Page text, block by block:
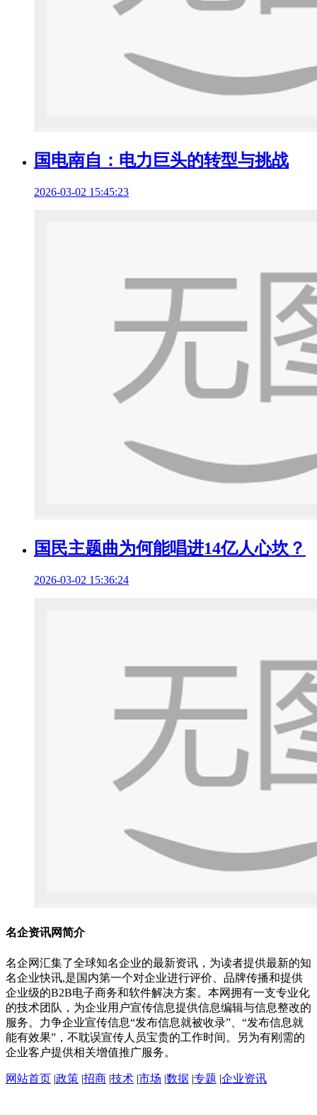
国电南自：电力巨头的转型与挑战
2026-03-02 15:45:23
国民主题曲为何能唱进14亿人心坎？
2026-03-02 15:36:24
名企资讯网简介
名企网汇集了全球知名企业的最新资讯，为读者提供最新的知
名企业快讯,是国内第一个对企业进行评价、品牌传播和提供
企业级的B2B电子商务和软件解决方案。本网拥有一支专业化
的技术团队，为企业用户宣传信息提供信息编辑与信息整改的
服务。力争企业宣传信息“发布信息就被收录”、“发布信息就
能有效果”，不耽误宣传人员宝贵的工作时间。另为有刚需的
企业客户提供相关增值推广服务。
网站首页 |政策 |招商 |技术 |市场 |数据 |专题 |企业资讯